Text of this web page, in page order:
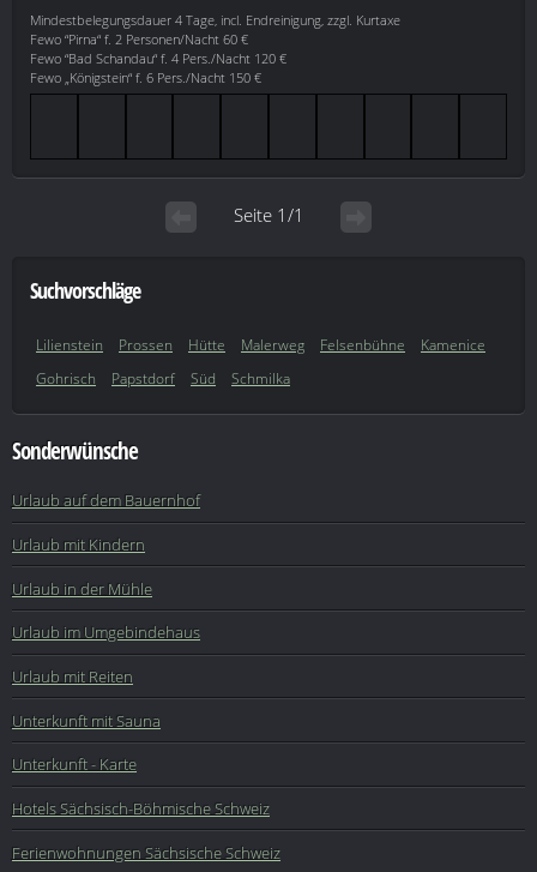
Mindestbelegungsdauer 4 Tage, incl. Endreinigung, zzgl. Kurtaxe
Fewo “Pirna“ f. 2 Personen/Nacht 60 €
Fewo “Bad Schandau“ f. 4 Pers./Nacht 120 €
Fewo „Königstein“ f. 6 Pers./Nacht 150 €
Seite 1/1
Suchvorschläge
Lilienstein Prossen Hütte Malerweg Felsenbühne
Kamenice
Gohrisch
Papstdorf Süd Schmilka
Sonderwünsche
Urlaub auf dem Bauernhof
Urlaub mit Kindern
Urlaub in der Mühle
Urlaub im Umgebindehaus
Urlaub mit Reiten
Unterkunft mit Sauna
Unterkunft - Karte
Hotels Sächsisch-Böhmische Schweiz
Ferienwohnungen Sächsische Schweiz